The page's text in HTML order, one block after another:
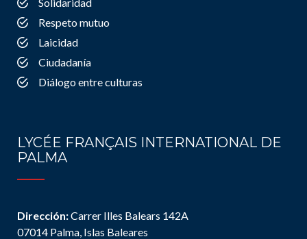
Respeto mutuo
Laicidad
Ciudadanía
Diálogo entre culturas
LYCÉE FRANÇAIS INTERNATIONAL DE
PALMA
Dirección:Carrer Illes Balears 142A
07014 Palma, Islas Baleares